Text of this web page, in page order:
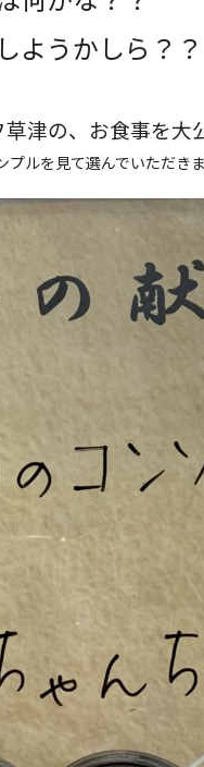
ようかしら？？
津の、お食事を大
ルを見て選んでいただきま